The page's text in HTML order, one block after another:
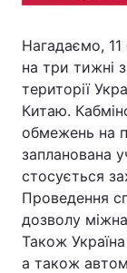
Нагадаємо, 11
на три тижні
території
Китаю.
обмежень на
запланована
стосується
Проведення
дозволу
Також
а також